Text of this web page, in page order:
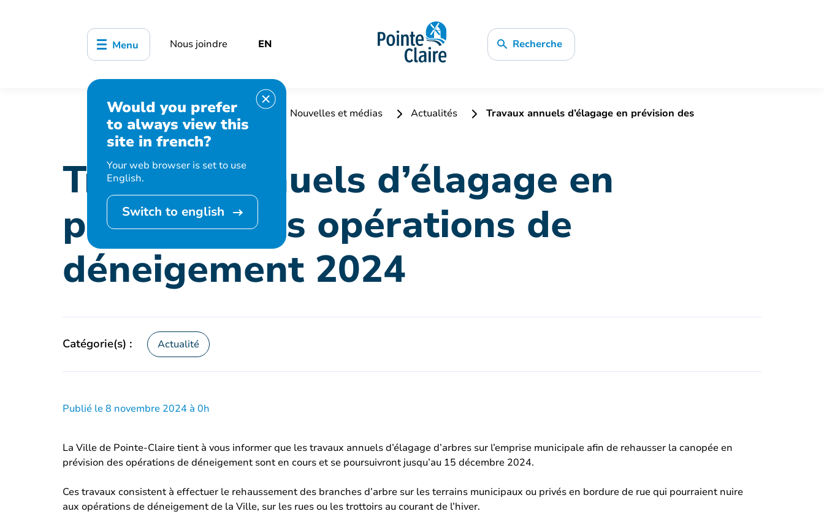
Menu Nous joindre EN Recherche
Would you prefer
to always view this
site in french?
Your web browser is set to use
English.
Switch to english
Accueil Organisation municipale Nouvelles et médias Actualités
Travaux annuels d’élagage en prévision des
opérations de déneigement 2024
Travaux annuels d’élagage en
prévision des opérations de
déneigement 2024
Catégorie(s) : Actualité
Publié le 8 novembre 2024 à 0h
La Ville de Pointe-Claire tient à vous informer que les travaux annuels d’élagage d’arbres sur l’emprise municipale afin de rehausser la canopée en
prévision des opérations de déneigement sont en cours et se poursuivront jusqu’au 15 décembre 2024.
Ces travaux consistent à effectuer le rehaussement des branches d’arbre sur les terrains municipaux ou privés en bordure de rue qui pourraient nuire
aux opérations de déneigement de la Ville, sur les rues ou les trottoirs au courant de l’hiver.